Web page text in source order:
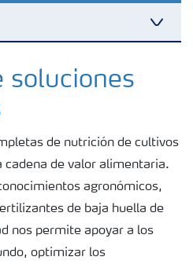
Digital
fertilizantes
soluciones
de nutrición de cultivos
cadena de valor alimentaria.
agronómicos,
de baja huella de
nos permite apoyar a los
optimizar los